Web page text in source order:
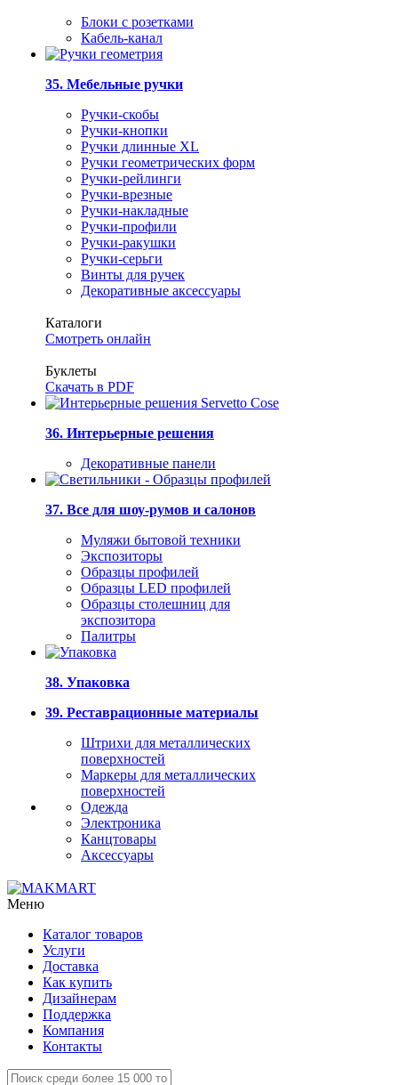
Блоки с розетками
Кабель-канал
35. Мебельные ручки
Ручки-скобы
Ручки-кнопки
Ручки длинные XL
Ручки геометрических форм
Ручки-рейлинги
Ручки-врезные
Ручки-накладные
Ручки-профили
Ручки-ракушки
Ручки-серьги
Винты для ручек
Декоративные аксессуары
Каталоги
Смотреть онлайн
Буклеты
Скачать в PDF
36. Интерьерные решения
Декоративные панели
37. Все для шоу-румов и салонов
Муляжи бытовой техники
Экспозиторы
Образцы профилей
Образцы LED профилей
Образцы столешниц для
экспозитора
Палитры
38. Упаковка
39. Реставрационные материалы
Штрихи для металлических
поверхностей
Маркеры для металлических
поверхностей
Одежда
Электроника
Канцтовары
Аксессуары
Меню
Каталог товаров
Услуги
Доставка
Как купить
Дизайнерам
Поддержка
Компания
Контакты